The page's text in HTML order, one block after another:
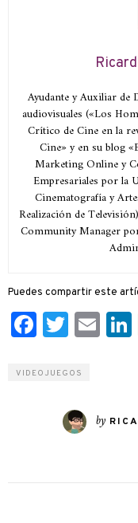
Ayudante y Auxiliar de
audiovisuales («Los
Crítico de Cine en la
Cine» y en su blog
Marketing Online y
Empresariales por la
Cinematografía y
Realización de
Community Manager
Puedes compartir este
VIDEOJUEGOS
by